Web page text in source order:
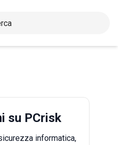
su PCrisk
informatica,